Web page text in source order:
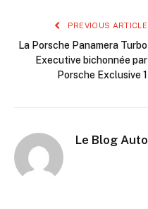
PREVIOUS ARTICLE
La Porsche Panamera Turbo
Executive bichonnée par
Porsche Exclusive 1
Le Blog Auto